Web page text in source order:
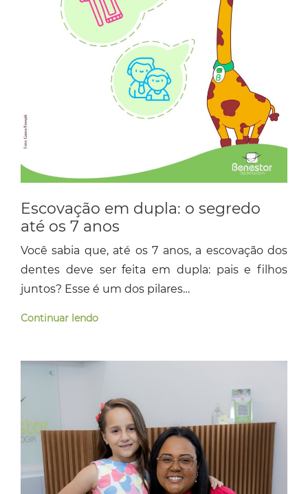
Escovação em dupla: o segredo
até os 7 anos
Você sabia que, até os 7 anos, a escovação dos
dentes deve ser feita em dupla: pais e filhos
juntos? Esse é um dos pilares…
Continuar lendo